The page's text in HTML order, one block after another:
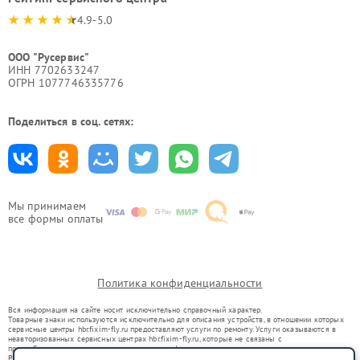
Мы принимаем
все формы оплаты
4.9-5.0
ООО "Русервис"
ИНН 7702633247
ОГРН 1077746335776
Поделиться в соц. сетях:
Политика конфиденциальности
Вся информация на сайте носит исключительно справочный характер.
Товарные знаки используются исключительно для описания устройств, в отношении которых
сервисные центры hbr.fixim-fly.ru предоставляют услуги по ремонту. Услуги оказываются в
неавторизованных сервисных центрах hbr.fixim-fly.ru, которые не связаны с
правообладателями товарных знаков или их официальными представителями.